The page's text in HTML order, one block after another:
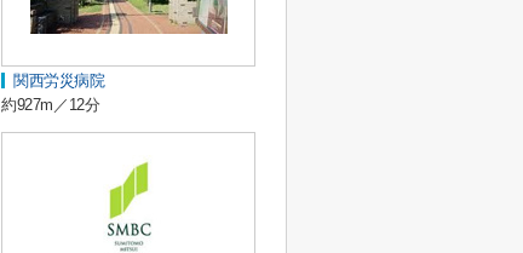
関西労災病院
約927m／12分